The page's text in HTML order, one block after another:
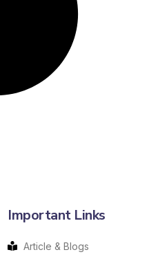
Important Links
Article & Blogs